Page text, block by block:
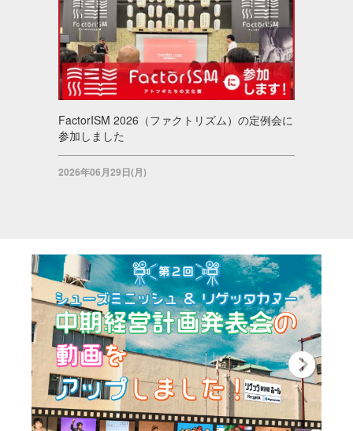
FactorISM 2026（ファクトリズム）の定例会に
参加しました
2026年06月29日(月)